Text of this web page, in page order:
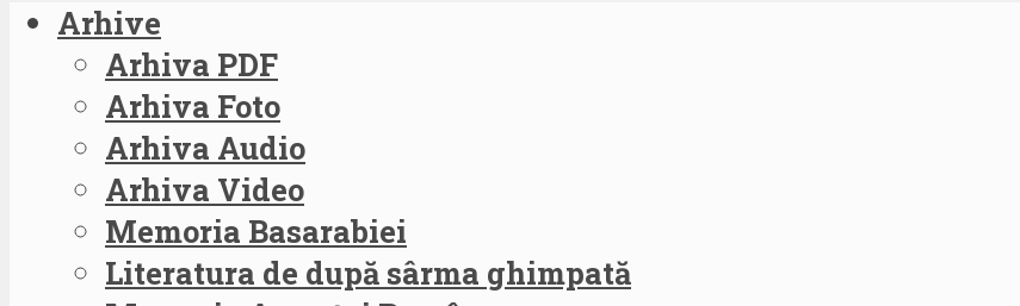
Arhive
Arhiva PDF
Arhiva Foto
Arhiva Audio
Arhiva Video
Memoria Basarabiei
Literatura de după sârma ghimpată